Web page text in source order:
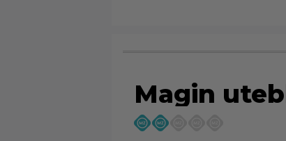
Magin